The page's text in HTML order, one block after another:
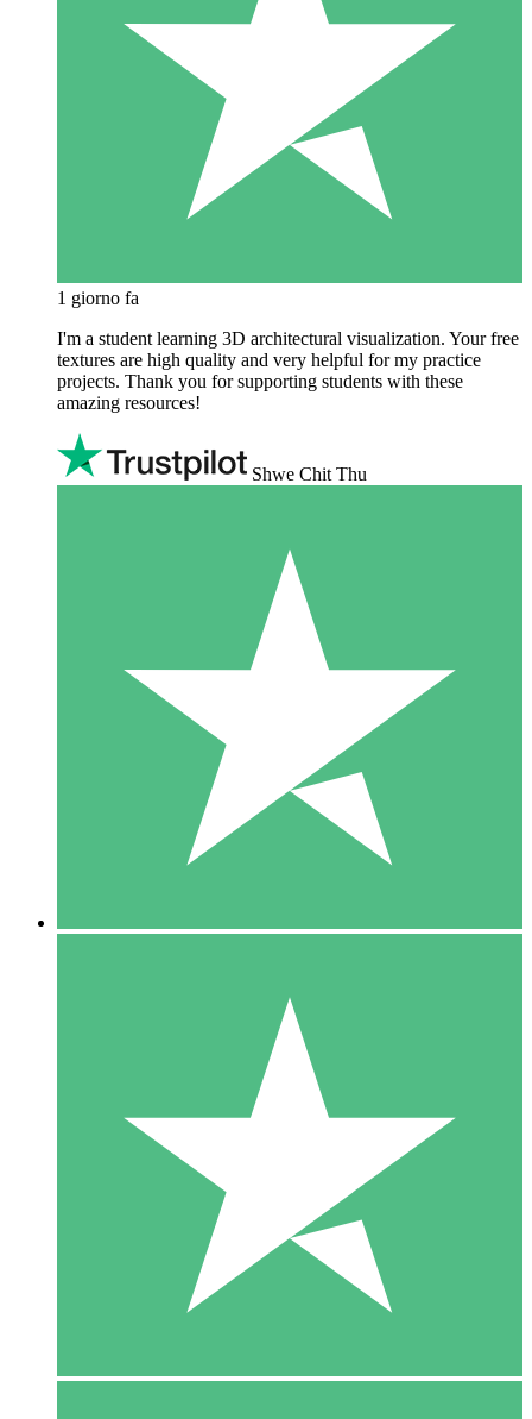
1 giorno fa
I'm a student learning 3D architectural visualization. Your free
textures are high quality and very helpful for my practice
projects. Thank you for supporting students with these
amazing resources!
Shwe Chit Thu